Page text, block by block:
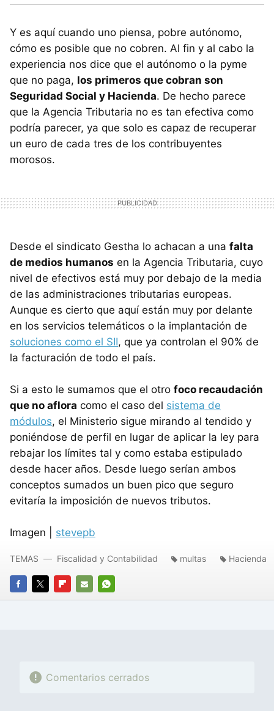
Y es aquí cuando uno piensa, pobre autónomo,
cómo es posible que no cobren. Al fin y al cabo la
experiencia nos dice que el autónomo o la pyme
que no paga, los primeros que cobran son
Seguridad Social y Hacienda. De hecho parece
que la Agencia Tributaria no es tan efectiva como
podría parecer, ya que solo es capaz de recuperar
un euro de cada tres de los contribuyentes
morosos.
Desde el sindicato Gestha lo achacan a una falta
de medios humanos en la Agencia Tributaria, cuyo
nivel de efectivos está muy por debajo de la media
de las administraciones tributarias europeas.
Aunque es cierto que aquí están muy por delante
en los servicios telemáticos o la implantación de
soluciones como el SII, que ya controlan el 90% de
la facturación de todo el país.
Si a esto le sumamos que el otro foco recaudación
que no aflora como el caso del sistema de
módulos, el Ministerio sigue mirando al tendido y
poniéndose de perfil en lugar de aplicar la ley para
rebajar los límites tal y como estaba estipulado
desde hacer años. Desde luego serían ambos
conceptos sumados un buen pico que seguro
evitaría la imposición de nuevos tributos.
Imagen | stevepb
FACEBOOK
TWITTERFLIPBOARD
E-
WHATSAPP
TEMAS Fiscalidad y Contabilidad multas Hacienda
Comentarios cerrados